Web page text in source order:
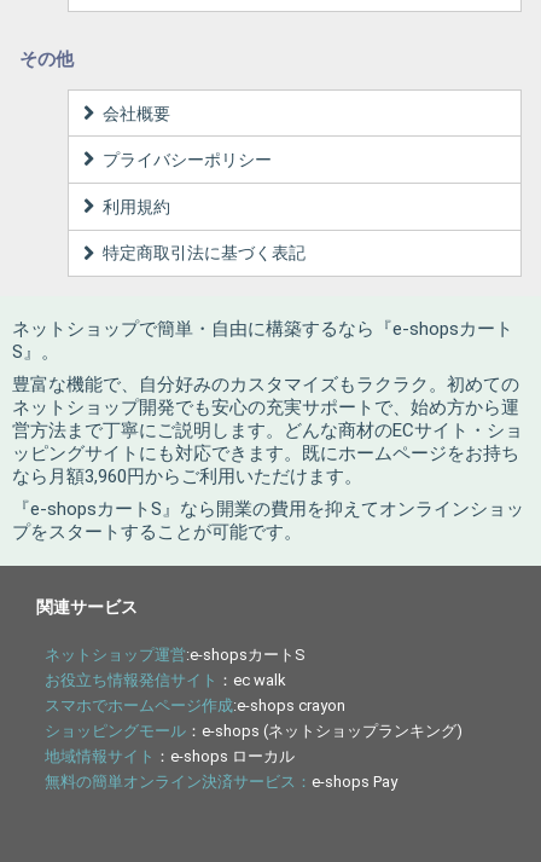
その他
会社概要
プライバシーポリシー
利用規約
特定商取引法に基づく表記
ネットショップで簡単・自由に構築するなら『e-shopsカート
S』。
豊富な機能で、自分好みのカスタマイズもラクラク。初めての
ネットショップ開発でも安心の充実サポートで、始め方から運
営方法まで丁寧にご説明します。どんな商材のECサイト・ショ
ッピングサイトにも対応できます。既にホームページをお持ち
なら月額3,960円からご利用いただけます。
『e-shopsカートS』なら開業の費用を抑えてオンラインショッ
プをスタートすることが可能です。
関連サービス
ネットショップ運営:e-shopsカートS
お役立ち情報発信サイト ：ec walk
スマホでホームページ作成:e-shops crayon
ショッピングモール ：e-shops (ネットショップランキング)
地域情報サイト ：e-shops ローカル
無料の簡単オンライン決済サービス：e-shops Pay